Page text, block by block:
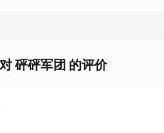
对砰砰军团 的评价